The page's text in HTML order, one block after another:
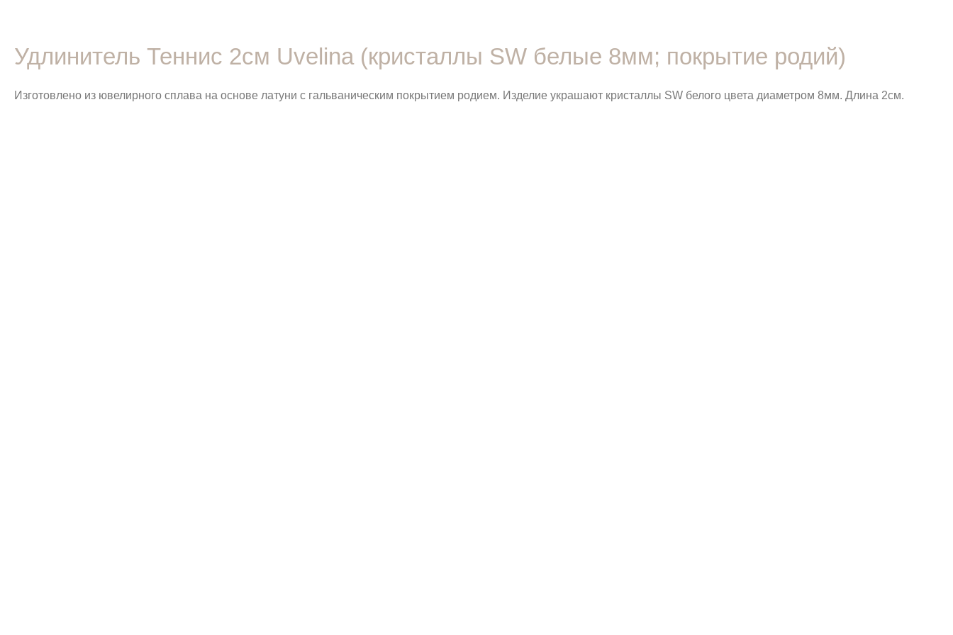
Удлинитель Теннис 2см Uvelina (кристаллы SW белые 8мм; покрытие родий)
Изготовлено из ювелирного сплава на основе латуни с гальваническим покрытием родием. Изделие украшают кристаллы SW белого цвета диаметром 8мм. Длина 2см.